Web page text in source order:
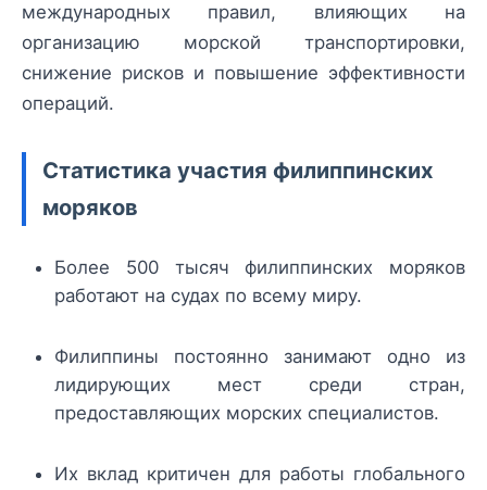
международных правил, влияющих на
организацию морской транспортировки,
снижение рисков и повышение эффективности
операций.
Статистика участия филиппинских
моряков
Более 500 тысяч филиппинских моряков
работают на судах по всему миру.
Филиппины постоянно занимают одно из
лидирующих мест среди стран,
предоставляющих морских специалистов.
Их вклад критичен для работы глобального